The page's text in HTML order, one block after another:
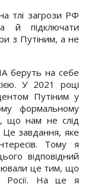
тлі загрози РФ
й підключати
з Путіним, а не
беруть на себе
У 2021 році
Путіним у
формальному
що нам не слід
завдання, яке
Тому я
відповідний
це тим, що
Росії. На це я